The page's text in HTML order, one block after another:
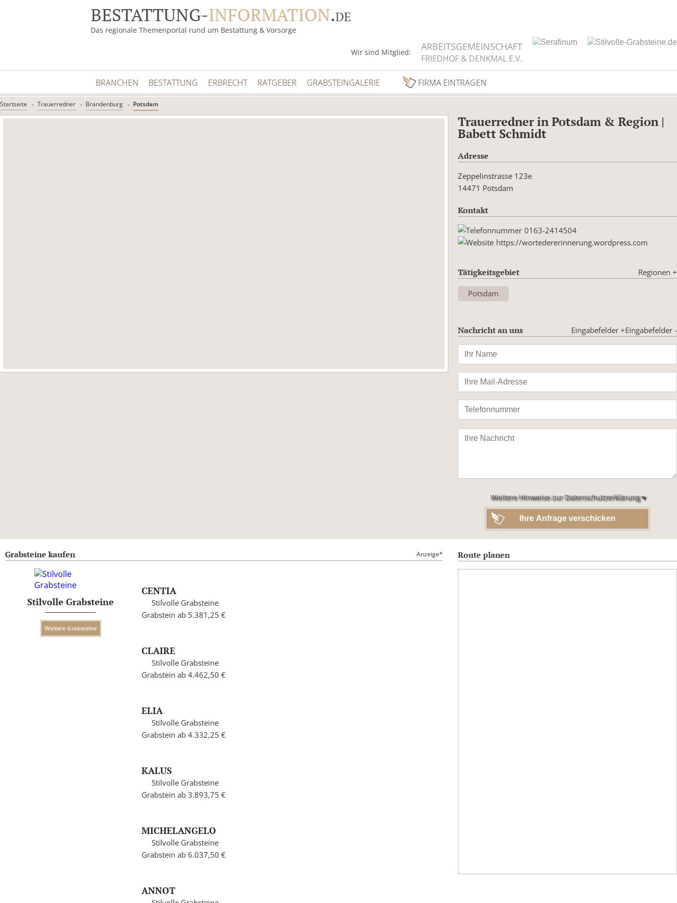
BESTATTUNG-INFORMATION.DE
Das regionale Themenportal rund um Bestattung & Vorsorge
Wir sind Mitglied: ARBEITSGEMEINSCHAFT
FRIEDHOF & DENKMAL E.V.
BRANCHEN BESTATTUNG ERBRECHT RATGEBER GRABSTEINGALERIE FIRMA EINTRAGEN
Startseite Trauerredner Brandenburg Potsdam
Trauerredner in Potsdam & Region |
Babett Schmidt
Adresse
Zeppelinstrasse 123e
14471 Potsdam
Kontakt
0163-2414504
https://wortedererinnerung.wordpress.com
Tätigkeitsgebiet Regionen +
Potsdam
Nachricht an uns Eingabefelder -
Eingabefelder +
Bitte
lasse
leer.
Weitere Hinweise zur Datenschutzerklärung ▾
Grabsteine kaufen Anzeige*
Stilvolle Grabsteine
Weitere Grabsteine
CENTIA
Stilvolle Grabsteine
Grabstein ab 5.381,25 €
CLAIRE
Stilvolle Grabsteine
Grabstein ab 4.462,50 €
ELIA
Stilvolle Grabsteine
Grabstein ab 4.332,25 €
KALUS
Stilvolle Grabsteine
Grabstein ab 3.893,75 €
MICHELANGELO
Stilvolle Grabsteine
Grabstein ab 6.037,50 €
ANNOT
Route planen